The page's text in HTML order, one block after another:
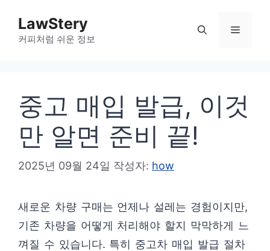
LawStery
커피처럼 쉬운 정보
메
중고 매입 발급, 이것
만 알면 준비 끝!
2025년 09월 24일 작성자: how
새로운 차량 구매는 언제나 설레는 경험이지만,
기존 차량을 어떻게 처리해야 할지 막막하게 느
껴질 수 있습니다. 특히 중고차 매입 발급 절차